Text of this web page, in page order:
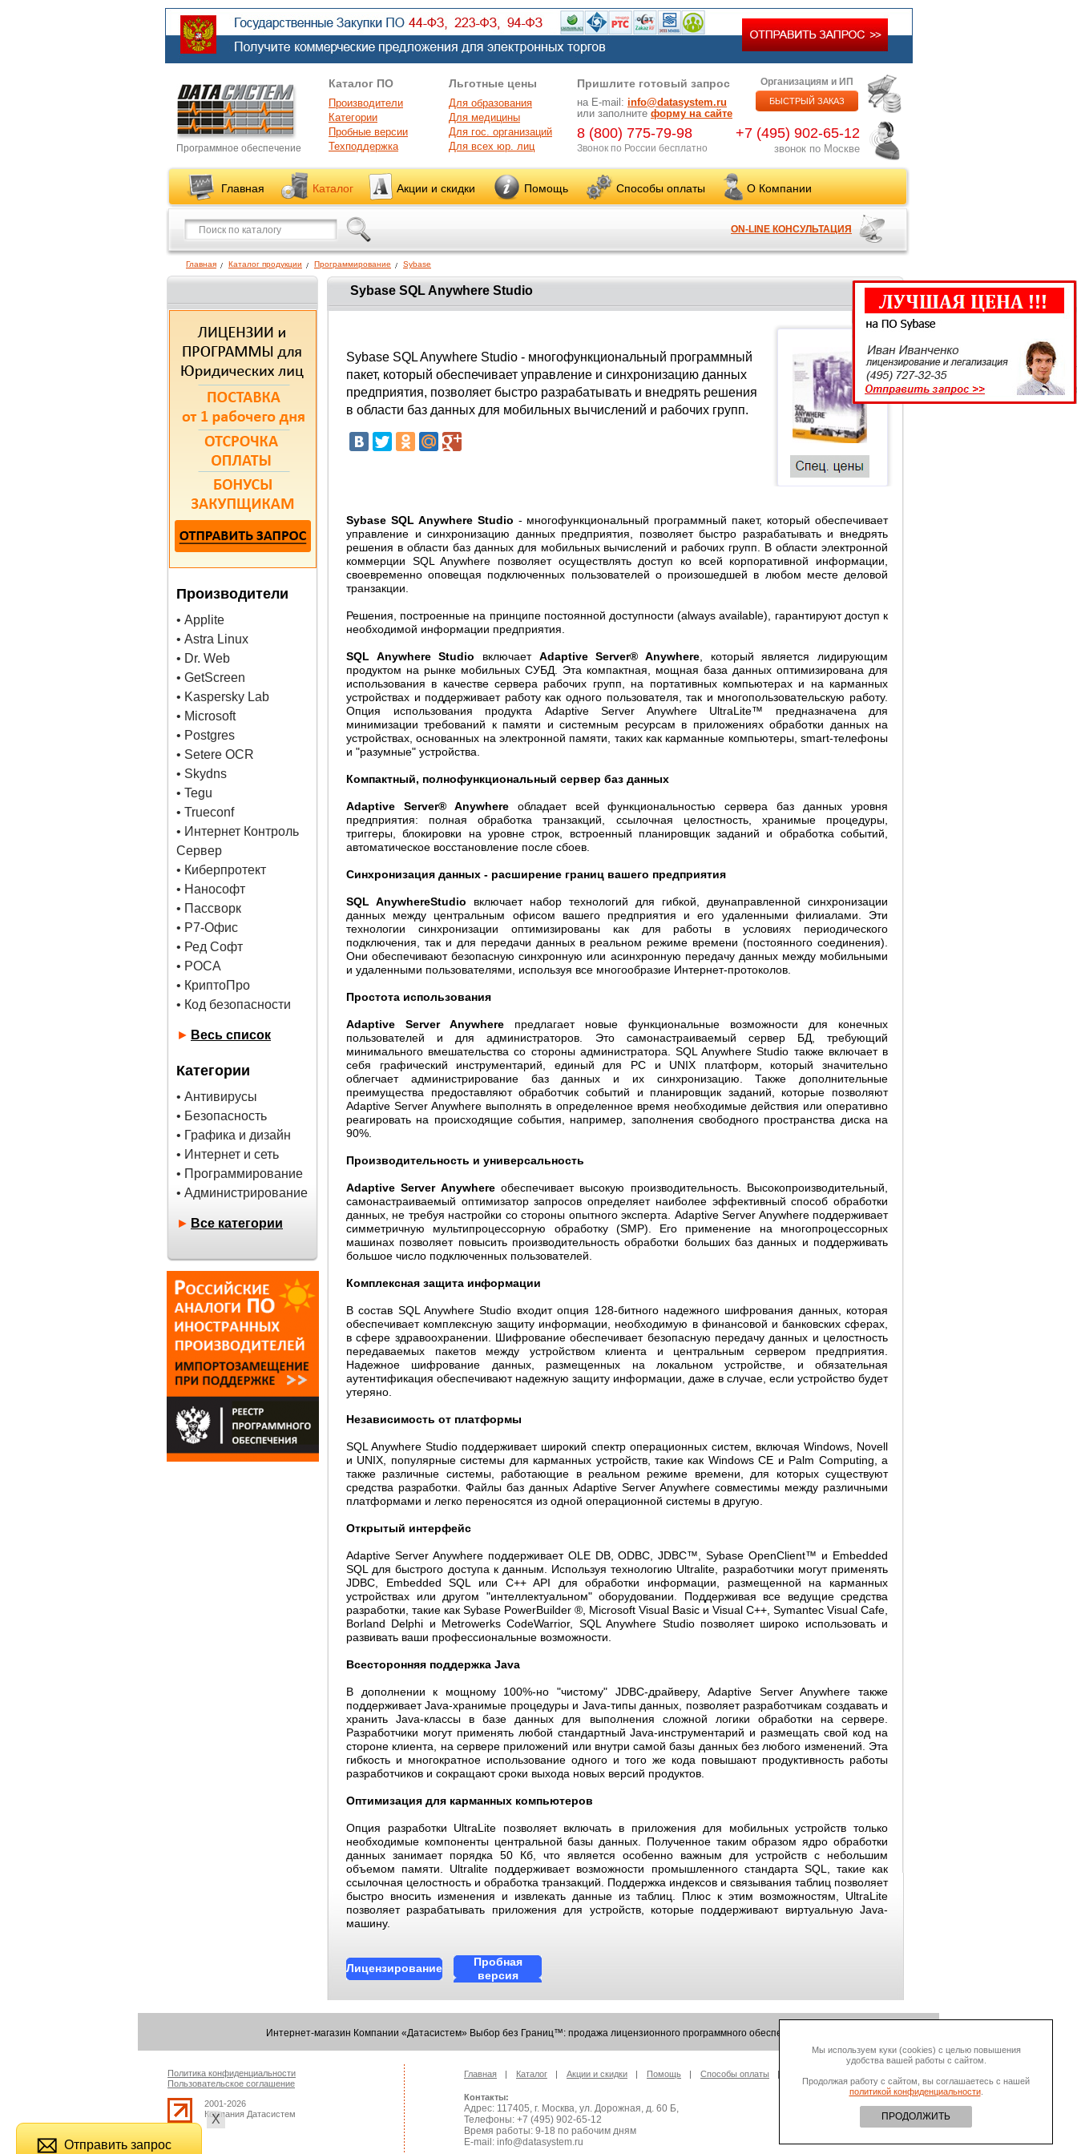
Программное обеспечение
Каталог ПО
Производители
Категории
Пробные версии
Техподдержка
Льготные цены
Для образования
Для медицины
Для гос. организаций
Для всех юр. лиц
Пришлите готовый запрос
на E-mail: info@datasystem.ru
или заполните форму на сайте
8 (800) 775-79-98
Звонок по России бесплатно
Организациям и ИП
БЫСТРЫЙ ЗАКАЗ
+7 (495) 902-65-12
звонок по Москве
Главная Каталог Акции и скидки Помощь Способы оплаты О Компании
ON-LINE КОНСУЛЬТАЦИЯ
Главная Каталог продукции Программирование Sybase
Производители
• Applite
• Astra Linux
• Dr. Web
• GetScreen
• Kaspersky Lab
• Microsoft
• Postgres
• Setere OCR
• Skydns
• Tegu
• Trueconf
• Интернет Контроль
Сервер
• Киберпротект
• Нанософт
• Пассворк
• Р7-Офис
• Ред Софт
• РОСА
• КриптоПро
• Код безопасности
► Весь список
Категории
• Антивирусы
• Безопасность
• Графика и дизайн
• Интернет и сеть
• Программирование
• Администрирование
► Все категории
Sybase SQL Anywhere Studio
Sybase SQL Anywhere Studio - многофункциональный программный
пакет, который обеспечивает управление и синхронизацию данных
предприятия, позволяет быстро разрабатывать и внедрять решения
в области баз данных для мобильных вычислений и рабочих групп.
Sybase SQL Anywhere Studio - многофункциональный программный пакет, который обеспечивает
управление и синхронизацию данных предприятия, позволяет быстро разрабатывать и внедрять
решения в области баз данных для мобильных вычислений и рабочих групп. В области электронной
коммерции SQL Anywhere позволяет осуществлять доступ ко всей корпоративной информации,
своевременно оповещая подключенных пользователей о произошедшей в любом месте деловой
транзакции.
Решения, построенные на принципе постоянной доступности (always available), гарантируют доступ к
необходимой информации предприятия.
SQL Anywhere Studio включает Adaptive Server® Anywhere , который является лидирующим
продуктом на рынке мобильных СУБД. Эта компактная, мощная база данных оптимизирована для
использования в качестве сервера рабочих групп, на портативных компьютерах и на карманных
устройствах и поддерживает работу как одного пользователя, так и многопользовательскую работу.
Опция использования продукта Adaptive Server Anywhere UltraLite™ предназначена для
минимизации требований к памяти и системным ресурсам в приложениях обработки данных на
устройствах, основанных на электронной памяти, таких как карманные компьютеры, smart-телефоны
и "разумные" устройства.
Компактный, полнофункциональный сервер баз данных
Adaptive Server® Anywhereобладает всей функциональностью сервера баз данных уровня
предприятия: полная обработка транзакций, ссылочная целостность, хранимые процедуры,
триггеры, блокировки на уровне строк, встроенный планировщик заданий и обработка событий,
автоматическое восстановление после сбоев.
Синхронизация данных - расширение границ вашего предприятия
SQL AnywhereStudio включает набор технологий для гибкой, двунаправленной синхронизации
данных между центральным офисом вашего предприятия и его удаленными филиалами. Эти
технологии синхронизации оптимизированы как для работы в условиях периодического
подключения, так и для передачи данных в реальном режиме времени (постоянного соединения).
Они обеспечивают безопасную синхронную или асинхронную передачу данных между мобильными
и удаленными пользователями, используя все многообразие Интернет-протоколов.
Простота использования
Adaptive Server Anywhere предлагает новые функциональные возможности для конечных
пользователей и для администраторов. Это самонастраиваемый сервер БД, требующий
минимального вмешательства со стороны администратора. SQL Anywhere Studio также включает в
себя графический инструментарий, единый для PC и UNIX платформ, который значительно
облегчает администрирование баз данных и их синхронизацию. Также дополнительные
преимущества предоставляют обработчик событий и планировщик заданий, которые позволяют
Adaptive Server Anywhere выполнять в определенное время необходимые действия или оперативно
реагировать на происходящие события, например, заполнения свободного пространства диска на
90%.
Производительность и универсальность
Adaptive Server Anywhere обеспечивает высокую производительность. Высокопроизводительный,
самонастраиваемый оптимизатор запросов определяет наиболее эффективный способ обработки
данных, не требуя настройки со стороны опытного эксперта. Adaptive Server Anywhere поддерживает
симметричную мультипроцессорную обработку (SMP). Его применение на многопроцессорных
машинах позволяет повысить производительность обработки больших баз данных и поддерживать
большое число подключенных пользователей.
Комплексная защита информации
В состав SQL Anywhere Studio входит опция 128-битного надежного шифрования данных, которая
обеспечивает комплексную защиту информации, необходимую в финансовой и банковских сферах,
в сфере здравоохранении. Шифрование обеспечивает безопасную передачу данных и целостность
передаваемых пакетов между устройством клиента и центральным сервером предприятия.
Надежное шифрование данных, размещенных на локальном устройстве, и обязательная
аутентификация обеспечивают надежную защиту информации, даже в случае, если устройство будет
утеряно.
Независимость от платформы
SQL Anywhere Studio поддерживает широкий спектр операционных систем, включая Windows, Novell
и UNIX, популярные системы для карманных устройств, такие как Windows CE и Palm Computing, а
также различные системы, работающие в реальном режиме времени, для которых существуют
средства разработки. Файлы баз данных Adaptive Server Anywhere совместимы между различными
платформами и легко переносятся из одной операционной системы в другую.
Открытый интерфейс
Adaptive Server Anywhere поддерживает OLE DB, ODBC, JDBC™, Sybase OpenClient™ и Embedded
SQL для быстрого доступа к данным. Используя технологию Ultralite, разработчики могут применять
JDBC, Embedded SQL или C++ API для обработки информации, размещенной на карманных
устройствах или другом "интеллектуальном" оборудовании. Поддерживая все ведущие средства
разработки, такие как Sybase PowerBuilder ®, Microsoft Visual Basic и Visual C++, Symantec Visual Cafe,
Borland Delphi и Metrowerks CodeWarrior, SQL Anywhere Studio позволяет широко использовать и
развивать ваши профессиональные возможности.
Всесторонняя поддержка Java
В дополнении к мощному 100%-но "чистому" JDBC-драйверу, Adaptive Server Anywhere также
поддерживает Java-хранимые процедуры и Java-типы данных, позволяет разработчикам создавать и
хранить Java-классы в базе данных для выполнения сложной логики обработки на сервере.
Разработчики могут применять любой стандартный Java-инструментарий и размещать свой код на
стороне клиента, на сервере приложений или внутри самой базы данных без любого изменений. Эта
гибкость и многократное использование одного и того же кода повышают продуктивность работы
разработчиков и сокращают сроки выхода новых версий продуктов.
Оптимизация для карманных компьютеров
Опция разработки UltraLite позволяет включать в приложения для мобильных устройств только
необходимые компоненты центральной базы данных. Полученное таким образом ядро обработки
данных занимает порядка 50 Кб, что является особенно важным для устройств с небольшим
объемом памяти. Ultralite поддерживает возможности промышленного стандарта SQL, такие как
ссылочная целостность и обработка транзакций. Поддержка индексов и связывания таблиц позволяет
быстро вносить изменения и извлекать данные из таблиц. Плюс к этим возможностям, UltraLite
позволяет разрабатывать приложения для устройств, которые поддерживают виртуальную Java-
машину.
Лицензирование
Пробная
версия
Интернет-магазин Компании «Датасистем» Выбор без Границ™: продажа лицензионного программного обеспечения.
Политика конфиденциальности
Пользовательское соглашение
2001-2026
Компания Датасистем
Главная Каталог Акции и скидки Помощь Способы оплаты
Контакты:
Адрес: 117405, г. Москва, ул. Дорожная, д. 60 Б,
Телефоны: +7 (495) 902-65-12
Время работы: 9-18 по рабочим дням
E-mail: info@datasystem.ru
Отправить запрос
Х
Мы используем куки (cookies) с целью повышения
удобства вашей работы с сайтом.
Продолжая работу с сайтом, вы соглашаетесь с нашей
политикой конфиденциальности.
ПРОДОЛЖИТЬ